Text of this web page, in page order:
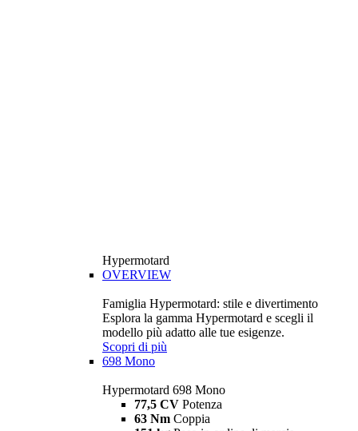
Hypermotard
OVERVIEW
Famiglia Hypermotard: stile e divertimento
Esplora la gamma Hypermotard e scegli il
modello più adatto alle tue esigenze.
Scopri di più
698 Mono
Hypermotard 698 Mono
77,5 CV Potenza
63 Nm Coppia